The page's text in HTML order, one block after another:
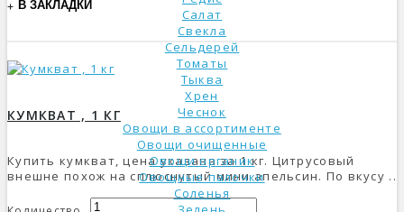
Салат
Свекла
Сельдерей
Томаты
Тыква
Хрен
Чеснок
Овощи в ассортименте
Овощи очищенные
Овощи органик
Овощные палочки
Соленья
В ЗАКЛАДКИ
КУМКВАТ , 1 КГ
Купить кумкват, цена указана за 1 кг. Цитрусовый
внешне похож на сплюснутый мини апельсин. По вкусу ..